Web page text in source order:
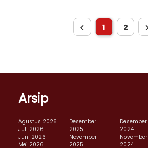
1 2
Arsip
Agustus 2026
Juli 2026
Juni 2026
Mei 2026
Desember
2025
November
2025
Desember
2024
November
2024